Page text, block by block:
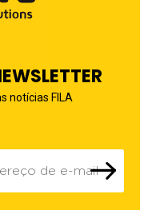
notícias FILA